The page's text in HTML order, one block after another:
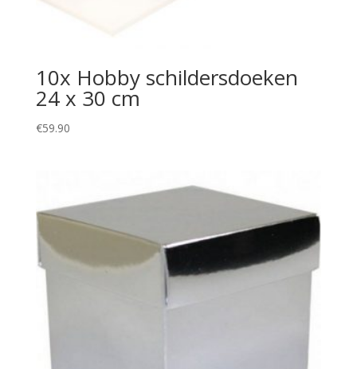
10x Hobby schildersdoeken
24 x 30 cm
€59.90